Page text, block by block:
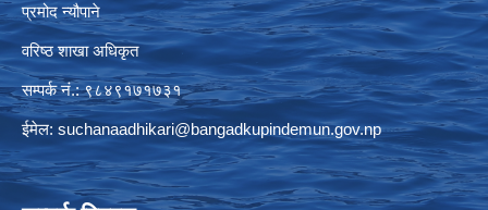
प्रमोद न्यौपाने
वरिष्ठ शाखा अधिकृत
सम्पर्क नं.: ९८४९१७१७३१
ईमेल: suchanaadhikari@bangadkupindemun.gov.np